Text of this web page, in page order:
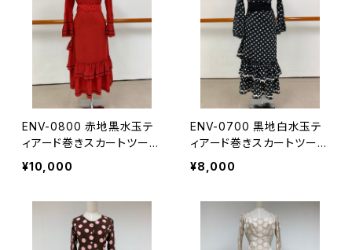
ENV-0800 赤地黒水玉テ
ィアード巻きスカートツーピ
ース
¥10,000
ENV-0700 黒地白水玉テ
ィアード巻きスカートツーピ
ース
¥8,000